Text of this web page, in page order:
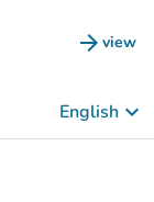
arrow_forward view
(new
English keyboard_arrow_down